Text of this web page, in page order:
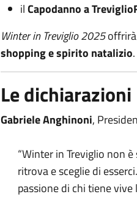
ilCapodanno a
Winter in Treviglio 2025offrirà
shopping e spirito natalizio.
Le dichiarazioni
Gabriele Anghinoni,
“Winter in Treviglio non
ritrova e sceglie di
passione di chi tiene vive